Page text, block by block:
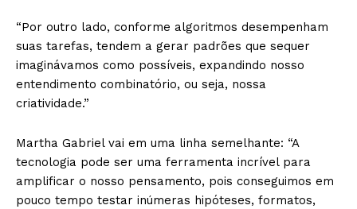
“Por outro lado, conforme algoritmos desempenham
suas tarefas, tendem a gerar padrões que sequer
imaginávamos como possíveis, expandindo nosso
entendimento combinatório, ou seja, nossa
criatividade.”
Martha Gabriel vai em uma linha semelhante: “A
tecnologia pode ser uma ferramenta incrível para
amplificar o nosso pensamento, pois conseguimos em
pouco tempo testar inúmeras hipóteses, formatos,